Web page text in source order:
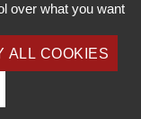
over what you want
ALL COOKIES